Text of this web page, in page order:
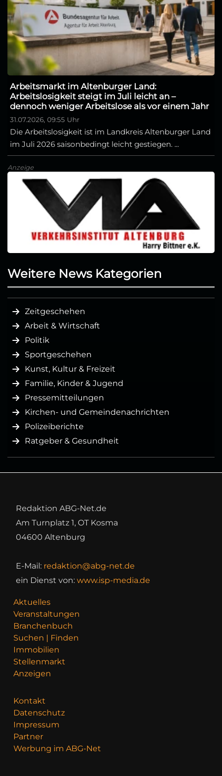
Arbeitsmarkt im Altenburger Land:
Arbeitslosigkeit steigt im Juli leicht an –
dennoch weniger Arbeitslose als vor einem Jahr
31.07.2026, 09:55 Uhr
Die Arbeitslosigkeit ist im Landkreis Altenburger Land
im Juli 2026 saisonbedingt leicht gestiegen. ...
Anzeige
Weitere News Kategorien
Zeitgeschehen
Arbeit & Wirtschaft
Politik
Sportgeschehen
Kunst, Kultur & Freizeit
Familie, Kinder & Jugend
Pressemitteilungen
Kirchen- und Gemeindenachrichten
Polizeiberichte
Ratgeber & Gesundheit
Redaktion ABG-Net.de
Am Turnplatz 1, OT Kosma
04600 Altenburg
E-Mail: redaktion@abg-net.de
ein Dienst von: www.isp-media.de
Aktuelles
Veranstaltungen
Branchenbuch
Suchen | Finden
Immobilien
Stellenmarkt
Anzeigen
Kontakt
Datenschutz
Impressum
Partner
Werbung im ABG-Net